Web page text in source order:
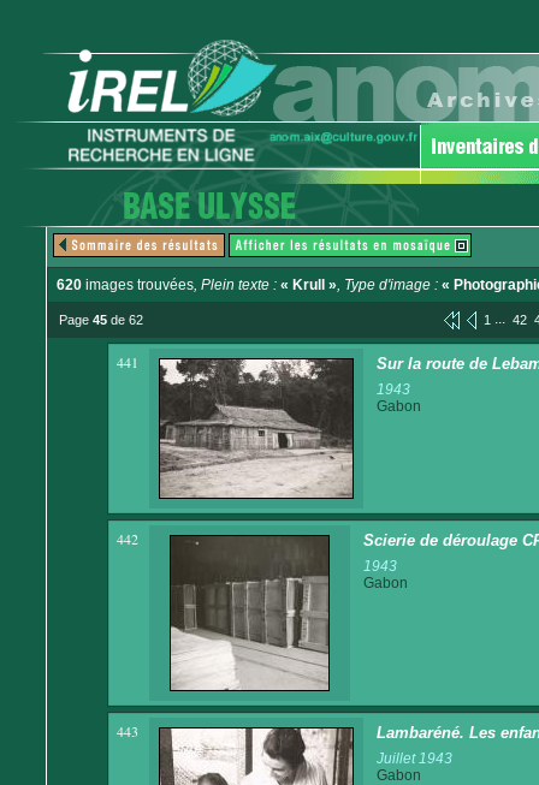
620 images trouvées, Plein texte : « Krull », Type d'image : «
Page 45 de 62 1 ... 42
441 Sur la route de
1943
Gabon
442 Scierie de déroulage
1943
Gabon
443 Lambaréné. Les
Juillet 1943
Gabon